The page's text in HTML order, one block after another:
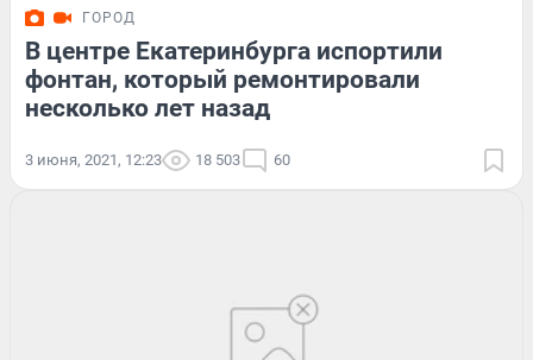
ГОРОД
В центре Екатеринбурга испортили
фонтан, который ремонтировали
несколько лет назад
3 июня, 2021, 12:23 18 503 60